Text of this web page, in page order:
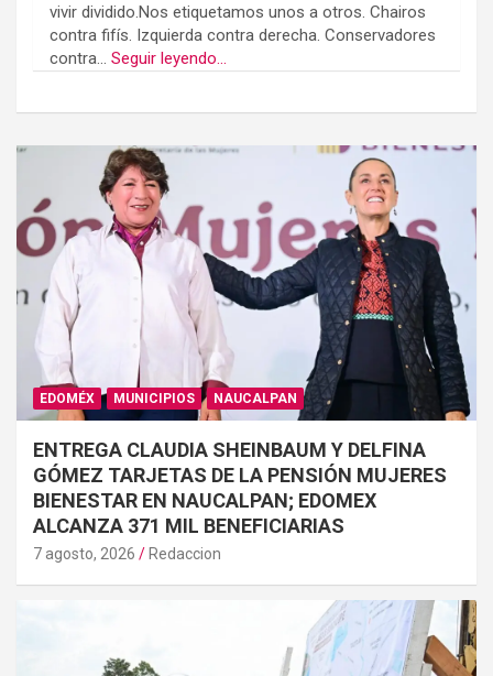
vivir dividido.Nos etiquetamos unos a otros. Chairos
contra fifís. Izquierda contra derecha. Conservadores
contra... Seguir leyendo...
EDOMÉX MUNICIPIOS NAUCALPAN
ENTREGA CLAUDIA SHEINBAUM Y DELFINA
GÓMEZ TARJETAS DE LA PENSIÓN MUJERES
BIENESTAR EN NAUCALPAN; EDOMEX
ALCANZA 371 MIL BENEFICIARIAS
7 agosto, 2026 Redaccion